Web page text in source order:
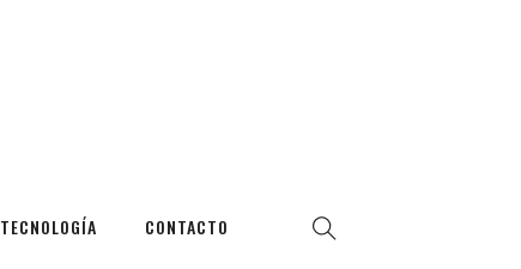
TECNOLOGÍA CONTACTO